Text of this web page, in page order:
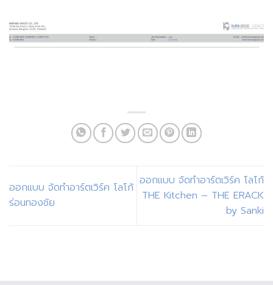
ออกแบบ จัดทำอาร์ตเวิร์ค โลโก้
ร่อนทองชัย
ออกแบบ จัดทำอาร์ตเวิร์ค โลโก้
THE Kitchen – THE ERACK
by Sanki